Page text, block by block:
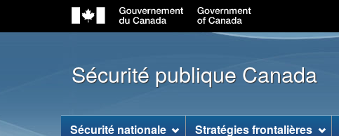
Sécurité publique Canada
Menu Sécurité nationale Stratégies frontalières